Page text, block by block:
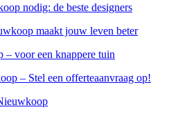
nodig: de beste designers
maakt jouw leven beter
voor een knappere tuin
– Stel een offerteaanvraag op!